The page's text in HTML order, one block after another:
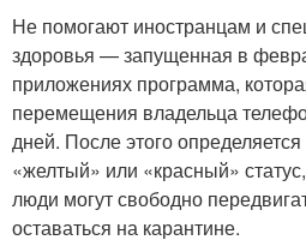
Не помогают иностранцам и
здоровья — запущенная в
приложениях программа,
перемещения владельца
дней. После этого
«желтый» или «красный»
люди могут свободно
оставаться на карантине.